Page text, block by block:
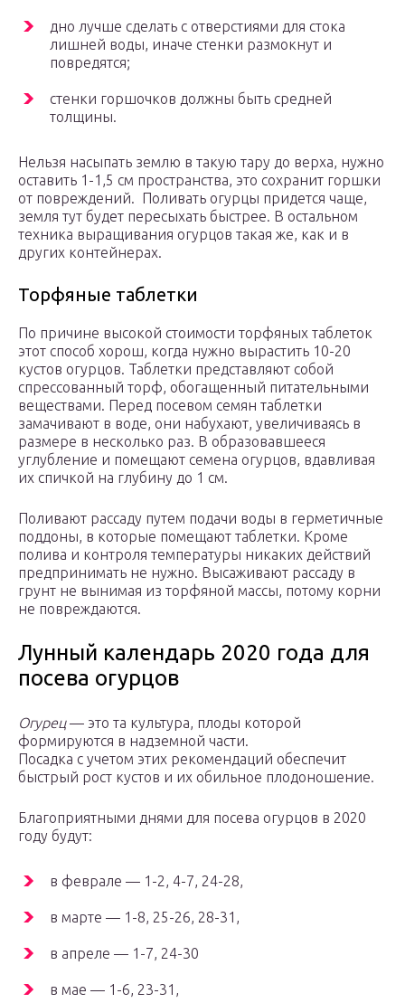
дно лучше сделать с отверстиями для стока
лишней воды, иначе стенки размокнут и
повредятся;
стенки горшочков должны быть средней
толщины.
Нельзя насыпать землю в такую тару до верха, нужно
оставить 1-1,5 см пространства, это сохранит горшки
от повреждений. Поливать огурцы придется чаще,
земля тут будет пересыхать быстрее. В остальном
техника выращивания огурцов такая же, как и в
других контейнерах.
Торфяные таблетки
По причине высокой стоимости торфяных таблеток
этот способ хорош, когда нужно вырастить 10-20
кустов огурцов. Таблетки представляют собой
спрессованный торф, обогащенный питательными
веществами. Перед посевом семян таблетки
замачивают в воде, они набухают, увеличиваясь в
размере в несколько раз. В образовавшееся
углубление и помещают семена огурцов, вдавливая
их спичкой на глубину до 1 см.
Поливают рассаду путем подачи воды в герметичные
поддоны, в которые помещают таблетки. Кроме
полива и контроля температуры никаких действий
предпринимать не нужно. Высаживают рассаду в
грунт не вынимая из торфяной массы, потому корни
не повреждаются.
Лунный календарь 2020 года для
посева огурцов
Огурец— это та культура, плоды которой
формируются в надземной части.
Посадка с учетом этих рекомендаций обеспечит
быстрый рост кустов и их обильное плодоношение.
Благоприятными днями для посева огурцов в 2020
году будут:
в феврале — 1-2, 4-7, 24-28,
в марте — 1-8, 25-26, 28-31,
в апреле — 1-7, 24-30
в мае — 1-6, 23-31,